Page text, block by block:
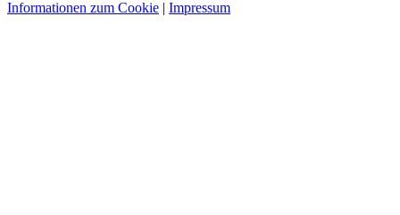
Informationen zum Cookie | Impressum